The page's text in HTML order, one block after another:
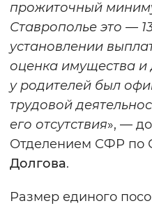
прожиточный
Ставрополье это —
установлении
оценка имущества
у родителей был
трудовой
его отсутствия», —
Отделением СФР по
Долгова.
Размер единого